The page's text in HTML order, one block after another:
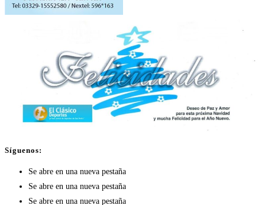
Síguenos:
Se abre en una nueva pestaña
Se abre en una nueva pestaña
Se abre en una nueva pestaña